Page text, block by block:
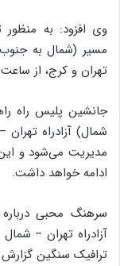
وی افزود: به منظور
مسیر (شمال به
تهران و کرج، از ساعت ۱۵:۳۰ ممنوع شده است.
جانشین پلیس راه
شمال) آزادراه
مدیریت می‌شود و این
ادامه خواهد داشت.
سرهنگ محبی
ترافیک سنگین